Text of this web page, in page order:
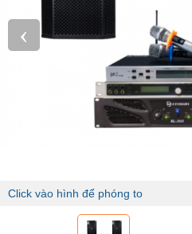
‹
Click vào hình để phóng to